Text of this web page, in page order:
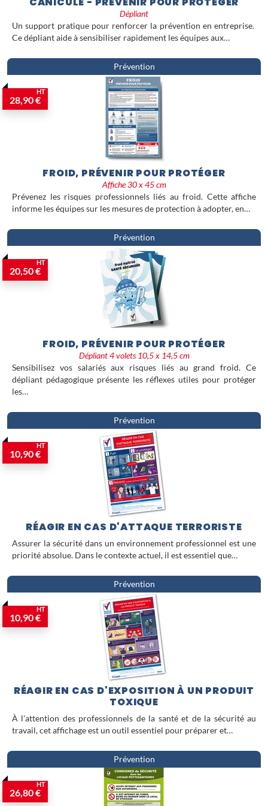
Dépliant
Un support pratique pour renforcer la prévention en entreprise.
Ce dépliant aide à sensibiliser rapidement les équipes aux…
Prévention
28,90 €
HT
FROID, PRÉVENIR POUR PROTÉGER
Affiche 30 x 45 cm
Prévenez les risques professionnels liés au froid. Cette affiche
informe les équipes sur les mesures de protection à adopter, en…
Prévention
20,50 €
HT
FROID, PRÉVENIR POUR PROTÉGER
Dépliant 4 volets 10,5 x 14,5 cm
Sensibilisez vos salariés aux risques liés au grand froid. Ce
dépliant pédagogique présente les réflexes utiles pour protéger
les…
Prévention
10,90 €
HT
RÉAGIR EN CAS D'ATTAQUE TERRORISTE
Assurer la sécurité dans un environnement professionnel est une
priorité absolue. Dans le contexte actuel, il est essentiel que…
Prévention
10,90 €
HT
RÉAGIR EN CAS D'EXPOSITION À UN PRODUIT
TOXIQUE
À l'attention des professionnels de la santé et de la sécurité au
travail, cet affichage est un outil essentiel pour préparer et…
Prévention
26,80 €
HT